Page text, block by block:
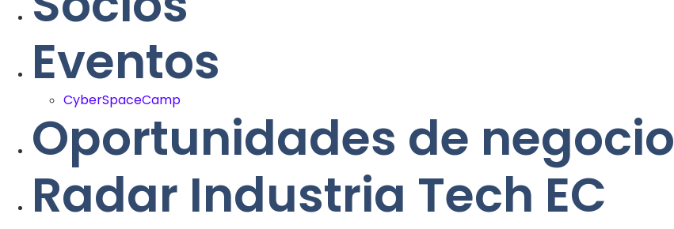
Eventos
CyberSpaceCamp
Oportunidades de negocio
Radar Industria Tech EC